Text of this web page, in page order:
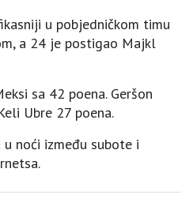
u pobjedničkom timu
a 24 je postigao Majkl
sa 42 poena. Geršon
Ubre 27 poena.
noći između subote i